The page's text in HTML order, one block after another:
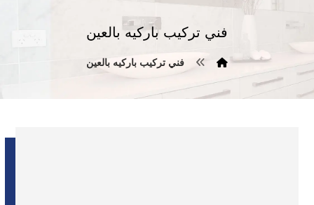
فني تركيب باركيه بالعين
فني تركيب باركيه بالعين